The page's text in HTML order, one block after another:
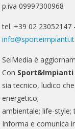
p.iva 09997300968
tel. +39 02 23052147
info@sporteimpianti.it
SeiMedia è
Con Sport&Impianti
sia tecnico, ludico
energetico;
ambientale; life-style;
Informa e comunica